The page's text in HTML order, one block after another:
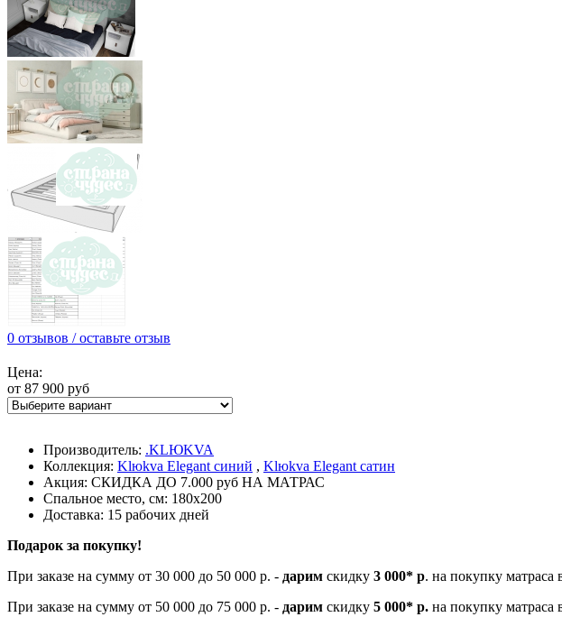
0 отзывов / оставьте отзыв
Цена:
от 87 900 руб
Производитель: .KLЮKVA
Коллекция: Klюkva Elegant синий , Klюkva Elegant сатин
Акция: СКИДКА ДО 7.000 руб НА МАТРАС
Спальное место, см: 180х200
Доставка: 15 рабочих дней
Подарок за покупку!
При заказе на сумму от 30 000 до 50 000 р. - дарим скидку 3 000* р. на покупку матраса
При заказе на сумму от 50 000 до 75 000 р. - дарим скидку 5 000* р. на покупку матраса